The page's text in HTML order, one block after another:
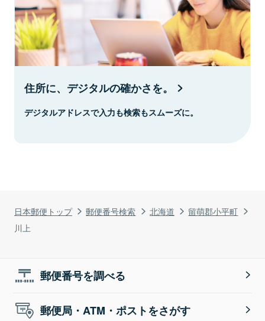
日本郵便トップ 郵便番号検索 北海道
留萌郡小平町
川上
住所に、デジタルの確かさを。
デジタルアドレスで入力も検索もスムーズに。
郵便番号を調べる
郵便局・ATM・ポストをさがす